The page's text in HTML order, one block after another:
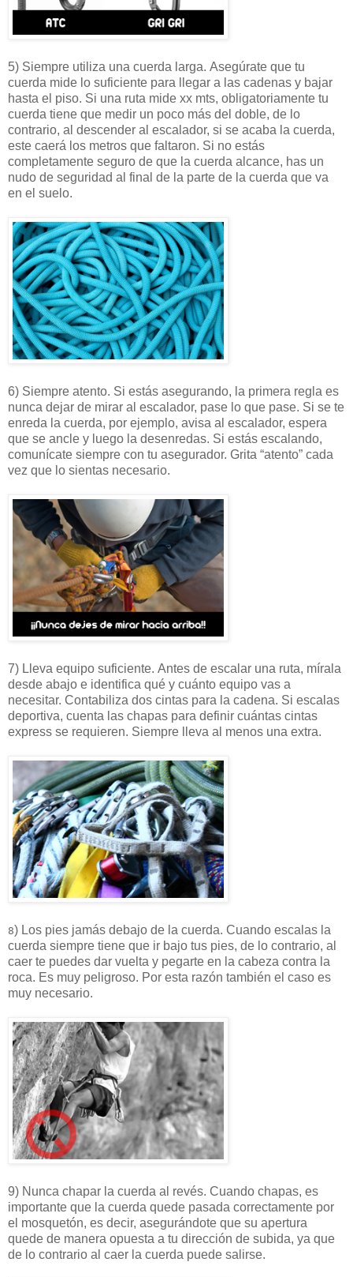
5) Siempre utiliza una cuerda larga. Asegúrate que tu
cuerda mide lo suficiente para llegar a las cadenas y bajar
hasta el piso. Si una ruta mide xx mts, obligatoriamente tu
cuerda tiene que medir un poco más del doble, de lo
contrario, al descender al escalador, si se acaba la cuerda,
este caerá los metros que faltaron. Si no estás
completamente seguro de que la cuerda alcance, has un
nudo de seguridad al final de la parte de la cuerda que va
en el suelo.
6) Siempre atento. Si estás asegurando, la primera regla es
nunca dejar de mirar al escalador, pase lo que pase. Si se te
enreda la cuerda, por ejemplo, avisa al escalador, espera
que se ancle y luego la desenredas. Si estás escalando,
comunícate siempre con tu asegurador. Grita “atento” cada
vez que lo sientas necesario.
7) Lleva equipo suficiente. Antes de escalar una ruta, mírala
desde abajo e identifica qué y cuánto equipo vas a
necesitar. Contabiliza dos cintas para la cadena. Si escalas
deportiva, cuenta las chapas para definir cuántas cintas
express se requieren. Siempre lleva al menos una extra.
8) Los pies jamás debajo de la cuerda. Cuando escalas la
cuerda siempre tiene que ir bajo tus pies, de lo contrario, al
caer te puedes dar vuelta y pegarte en la cabeza contra la
roca. Es muy peligroso. Por esta razón también el caso es
muy necesario.
9) Nunca chapar la cuerda al revés. Cuando chapas, es
importante que la cuerda quede pasada correctamente por
el mosquetón, es decir, asegurándote que su apertura
quede de manera opuesta a tu dirección de subida, ya que
de lo contrario al caer la cuerda puede salirse.